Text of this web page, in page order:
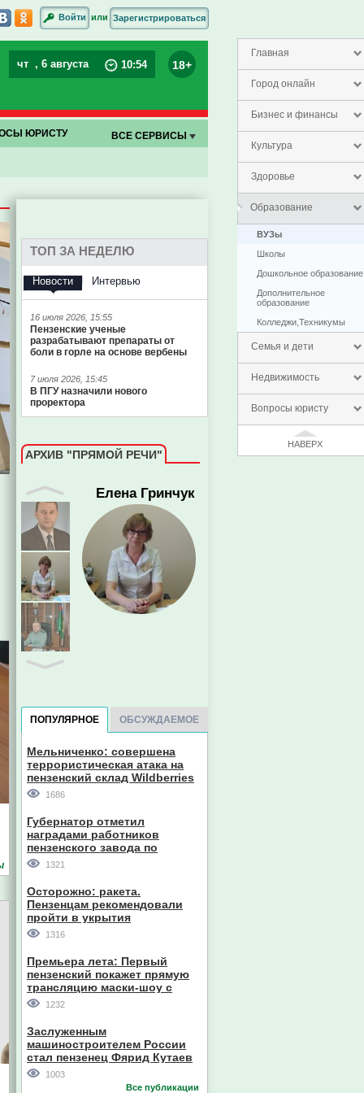
Главная
Город онлайн
Бизнес и финансы
Культура
Здоровье
Образование
ВУЗы
Школы
Дошкольное образование
Дополнительное
образование
Колледжи,Техникумы
Семья и дети
Недвижимость
Вопросы юристу
НАВЕРХ
Войти или Зарегистрироваться
чт , 6 августа 10:54 18+
ЮРИСТУ ВСЕ СЕРВИСЫ
ТОП ЗА НЕДЕЛЮ
Новости Интервью
16 июля 2026, 15:55
Пензенские ученые
разрабатывают препараты от
боли в горле на основе вербены
7 июля 2026, 15:45
В ПГУ назначили нового
проректора
АРХИВ "ПРЯМОЙ РЕЧИ"
Евгений Пазечко
Главный судебный пристав
ПОПУЛЯРНОЕ ОБСУЖДАЕМОЕ
Мельниченко: совершена
террористическая атака на
пензенский склад Wildberries
1686
Губернатор отметил
наградами работников
пензенского завода по
производству станков
1321
Осторожно: ракета.
Пензенцам рекомендовали
пройти в укрытия
1316
Премьера лета: Первый
пензенский покажет прямую
трансляцию маски-шоу с
участием компании из Южной
1232
Заслуженным
машиностроителем России
стал пензенец Фярид Кутаев
1003
Все публикации